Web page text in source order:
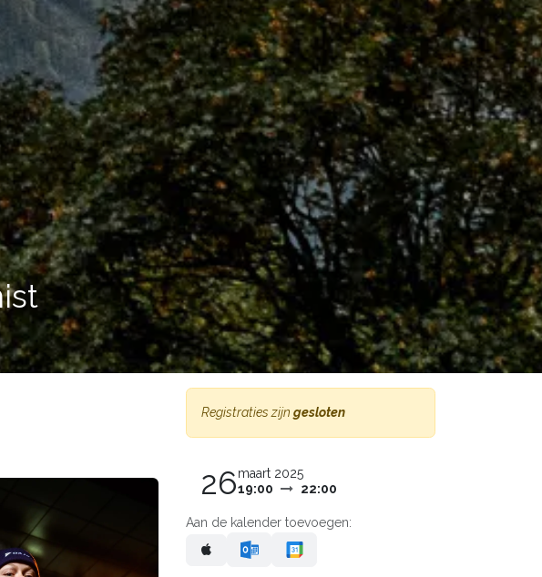
Registraties zijn gesloten
26maart 2025
19:00
22:00
Aan de kalender toevoegen: